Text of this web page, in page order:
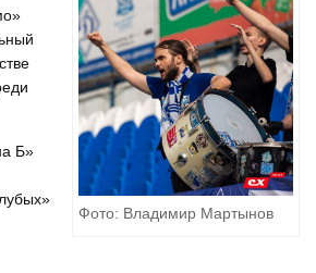
Фото: Владимир Мартынов
Б»